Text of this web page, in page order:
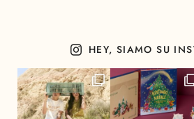
HEY, SIAMO SU